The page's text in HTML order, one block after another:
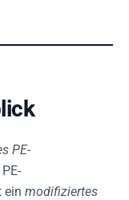
PE-
ein modifiziertes